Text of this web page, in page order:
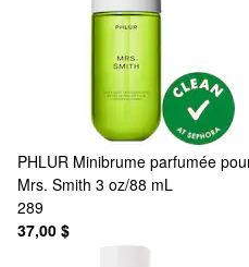
PHLUR Minibrume parfumée
Mrs. Smith 3 oz/88 mL
289
37,00 $